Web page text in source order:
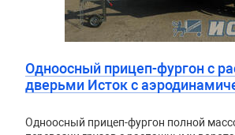
Одноосный прицеп-фургон с
дверьми Исток с
Одноосный прицеп-фургон полной